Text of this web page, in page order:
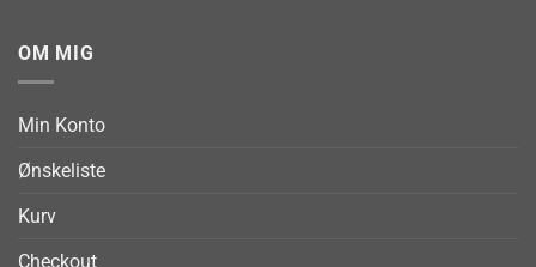
OM MIG
Min Konto
Ønskeliste
Kurv
Checkout